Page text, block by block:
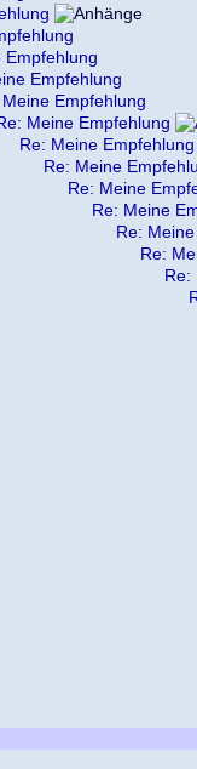
Empfehlung
Empfehlung
Empfehlung
Meine Empfehlung
Re: Meine Empfehlung
Re: Meine
Re: Meine
Re: Meine
Re:
Re:
Re: